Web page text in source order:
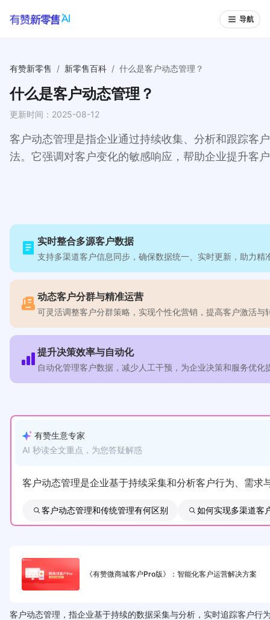
导航
有赞新零售 / 新零售百科 / 什么是客户动态管理？
什么是客户动态管理？
更新时间： 2025-08-12
客户动态管理是指企业通过持续收集、分析和跟踪客
法。它强调对客户变化的敏感响应，帮助企业提升客
实时整合多源客户数据
支持多渠道客户信息同步，确保数据统一、实时更新，助力精
动态客户分群与精准运营
可灵活调整客户分群策略，实现个性化营销，提高客户激活与
提升决策效率与自动化
自动化管理客户数据，减少人工干预，为企业决策和服务优化
有赞生意专家
AI 秒读全文重点，为您答疑解惑
客户动态管理是企业基于持续采集和分析客户行为、需
客户动态管理和传统管理有何区别 如何实现多渠道客
《有赞微商城客户Pro版》：智能化客户运营解决方案
客户动态管理，指企业基于持续的数据采集与分析，实时追踪客户